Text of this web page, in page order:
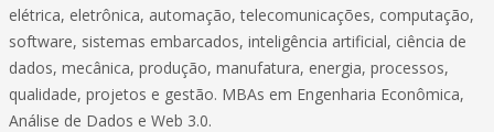
elétrica, eletrônica, automação, telecomunicações, computação,
software, sistemas embarcados, inteligência artificial, ciência de
dados, mecânica, produção, manufatura, energia, processos,
qualidade, projetos e gestão. MBAs em Engenharia Econômica,
Análise de Dados e Web 3.0.